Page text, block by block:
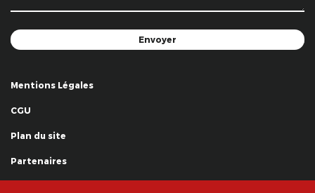
Mentions Légales
CGU
Plan du site
Partenaires